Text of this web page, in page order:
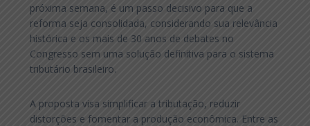
próxima semana, é um passo decisivo para que a
reforma seja consolidada, considerando sua relevância
histórica e os mais de 30 anos de debates no
Congresso sem uma solução definitiva para o sistema
tributário brasileiro.
A proposta visa simplificar a tributação, reduzir
distorções e fomentar a produção econômica. Entre as